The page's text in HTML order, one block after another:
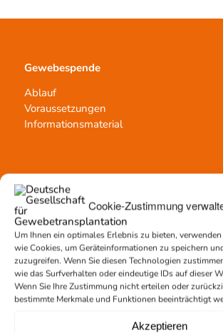
Cookie-Zustimmung
Um Ihnen ein optimales Erlebnis zu bieten,
wie Cookies, um Geräteinformationen zu speichern
zuzugreifen. Wenn Sie diesen Technologien
wie das Surfverhalten oder eindeutige IDs auf dieser
Wenn Sie Ihre Zustimmung nicht erteilen oder
bestimmte Merkmale und Funktionen beeinträchtigt
Akzeptieren
Gewebespende
Ablauf
Voraussetzungen
Informationsmaterial
Kontakt
Team Hannover
Spendestandorte
Vermittlungsstelle